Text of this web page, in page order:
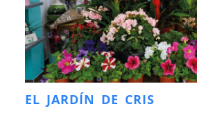
EL JARDÍN DE CRIS